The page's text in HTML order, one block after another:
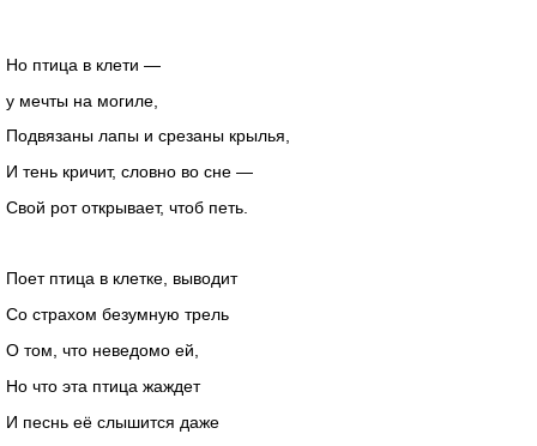
Но птица в клети —
у мечты на могиле,
Подвязаны лапы и срезаны крылья,
И тень кричит, словно во сне —
Свой рот открывает, чтоб петь.
Поет птица в клетке, выводит
Со страхом безумную трель
О том, что неведомо ей,
Но что эта птица жаждет
И песнь её слышится даже